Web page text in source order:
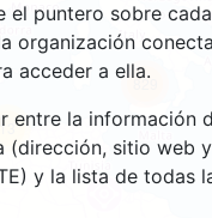
el puntero sobre cada
organización
acceder a ella.
entre la información
(dirección, sitio web y
y la lista de todas
13
829